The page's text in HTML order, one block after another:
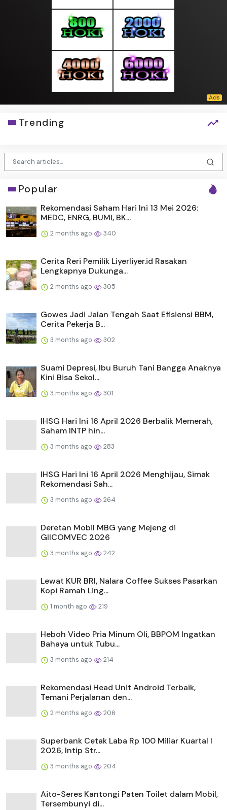
Trending
Popular
Rekomendasi Saham Hari Ini 13 Mei 2026:
MEDC, ENRG, BUMI, BK...
2 months ago 340
Cerita Reri Pemilik Liyerliyer.id Rasakan
Lengkapnya Dukunga...
2 months ago 305
Gowes Jadi Jalan Tengah Saat Efisiensi BBM,
Cerita Pekerja B...
3 months ago 302
Suami Depresi, Ibu Buruh Tani Bangga Anaknya
Kini Bisa Sekol...
3 months ago 301
IHSG Hari Ini 16 April 2026 Berbalik Memerah,
Saham INTP hin...
3 months ago 283
IHSG Hari Ini 16 April 2026 Menghijau, Simak
Rekomendasi Sah...
3 months ago 264
Deretan Mobil MBG yang Mejeng di
GIICOMVEC 2026
3 months ago 242
Lewat KUR BRI, Nalara Coffee Sukses Pasarkan
Kopi Ramah Ling...
1 month ago 219
Heboh Video Pria Minum Oli, BBPOM Ingatkan
Bahaya untuk Tubu...
3 months ago 214
Rekomendasi Head Unit Android Terbaik,
Temani Perjalanan den...
2 months ago 206
Superbank Cetak Laba Rp 100 Miliar Kuartal I
2026, Intip Str...
3 months ago 204
Aito-Seres Kantongi Paten Toilet dalam Mobil,
Tersembunyi di...